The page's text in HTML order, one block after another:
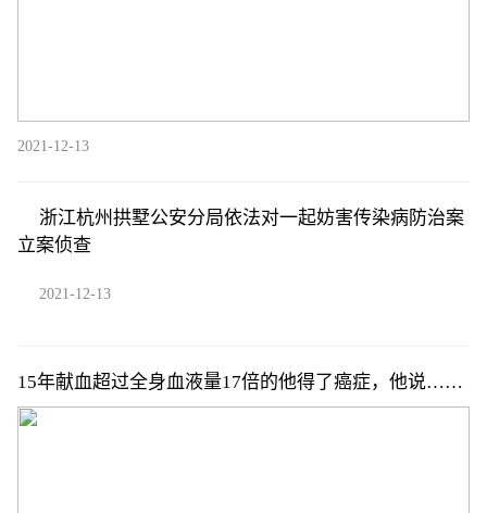
2021-12-13
浙江杭州拱墅公安分局依法对一起妨害传染病防治案
立案侦查
2021-12-13
15年献血超过全身血液量17倍的他得了癌症，他说……